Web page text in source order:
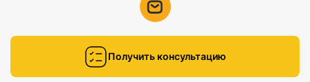
Получить консультацию